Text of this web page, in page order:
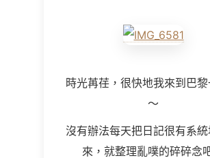
時光苒荏，很快地我來到巴黎
～
沒有辦法每天把日記很有系
來，就整理亂噗的碎碎念